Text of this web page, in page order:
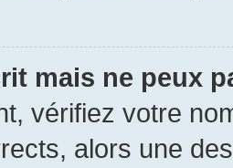
mais ne peux
vérifiez votre
alors une